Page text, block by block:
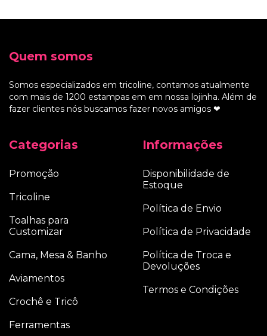
Quem somos
Somos especializados em tricoline, contamos atualmente
com mais de 1200 estampas em em nossa lojinha. Além de
fazer clientes nós buscamos fazer novos amigos ❤
Categorias
Promoção
Tricoline
Toalhas para
Customizar
Cama, Mesa & Banho
Aviamentos
Crochê e Tricô
Ferramentas
Informações
Disponibilidade de
Estoque
Política de Envio
Política de Privacidade
Política de Troca e
Devoluções
Termos e Condições